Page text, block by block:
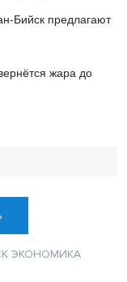
Бийск предлагают
жара до
ЭКОНОМИКА